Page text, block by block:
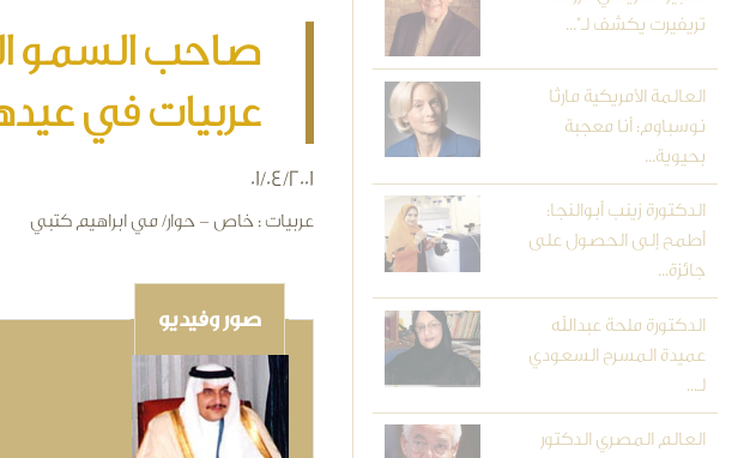
صاحب السمو
عربيات في
01/04/2001
عربيات : خاص - حوار/ مي ابراهيم كتبي
صور وفيديو
تريفيرت يكشف لـ"...
العالمة الأمريكية مارثا
نوسباوم: أنا معجبة
بحيوية...
الدكتورة زينب أبوالنجا:
أطمح إلى الحصول على
جائزة...
الدكتورة ملحة عبدالله
عميدة المسرح السعودي
لـ...
العالم المصري الدكتور